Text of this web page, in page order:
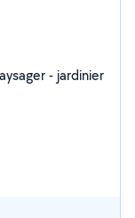
paysager - jardinier